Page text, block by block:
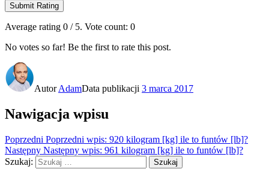
Submit Rating
Average rating 0 / 5. Vote count: 0
No votes so far! Be the first to rate this post.
AutorAdamData publikacji 3 marca 2017
Nawigacja wpisu
Poprzedni Poprzedni wpis: 920 kilogram [kg] ile to funtów [lb]?
Następny Następny wpis: 961 kilogram [kg] ile to funtów [lb]?
Szukaj:
Szukaj